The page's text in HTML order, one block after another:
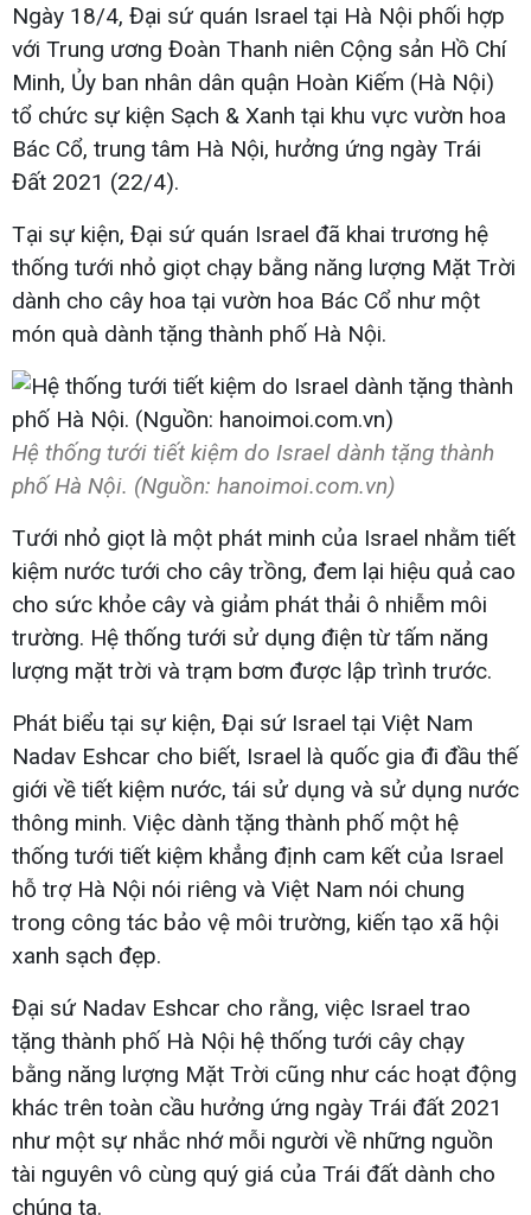
Ngày 18/4, Đại sứ quán Israel tại Hà Nội phối hợp
với Trung ương Đoàn Thanh niên Cộng sản Hồ Chí
Minh, Ủy ban nhân dân quận Hoàn Kiếm (Hà Nội)
tổ chức sự kiện Sạch & Xanh tại khu vực vườn hoa
Bác Cổ, trung tâm Hà Nội, hưởng ứng ngày Trái
Đất 2021 (22/4).
Tại sự kiện, Đại sứ quán Israel đã khai trương hệ
thống tưới nhỏ giọt chạy bằng năng lượng Mặt Trời
dành cho cây hoa tại vườn hoa Bác Cổ như một
món quà dành tặng thành phố Hà Nội.
Hệ thống tưới tiết kiệm do Israel dành tặng thành
phố Hà Nội. (Nguồn: hanoimoi.com.vn)
Tưới nhỏ giọt là một phát minh của Israel nhằm tiết
kiệm nước tưới cho cây trồng, đem lại hiệu quả cao
cho sức khỏe cây và giảm phát thải ô nhiễm môi
trường. Hệ thống tưới sử dụng điện từ tấm năng
lượng mặt trời và trạm bơm được lập trình trước.
Phát biểu tại sự kiện, Đại sứ Israel tại Việt Nam
Nadav Eshcar cho biết, Israel là quốc gia đi đầu thế
giới về tiết kiệm nước, tái sử dụng và sử dụng nước
thông minh. Việc dành tặng thành phố một hệ
thống tưới tiết kiệm khẳng định cam kết của Israel
hỗ trợ Hà Nội nói riêng và Việt Nam nói chung
trong công tác bảo vệ môi trường, kiến tạo xã hội
xanh sạch đẹp.
Đại sứ Nadav Eshcar cho rằng, việc Israel trao
tặng thành phố Hà Nội hệ thống tưới cây chạy
bằng năng lượng Mặt Trời cũng như các hoạt động
khác trên toàn cầu hưởng ứng ngày Trái đất 2021
như một sự nhắc nhớ mỗi người về những nguồn
tài nguyên vô cùng quý giá của Trái đất dành cho
chúng ta.